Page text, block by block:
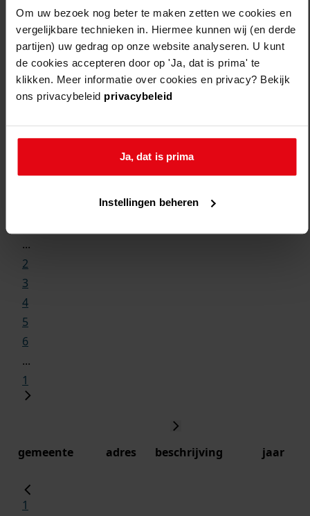
Om uw bezoek nog beter te maken zetten we cookies en
vergelijkbare technieken in. Hiermee kunnen wij (en derde
partijen) uw gedrag op onze website analyseren. U kunt
de cookies accepteren door op 'Ja, dat is prima' te
klikken. Meer informatie over cookies en privacy? Bekijk
ons privacybeleid privacybeleid
Ja, dat is prima
Instellingen beheren
...
2
3
4
5
6
...
1
gemeente adres beschrijving jaar
1